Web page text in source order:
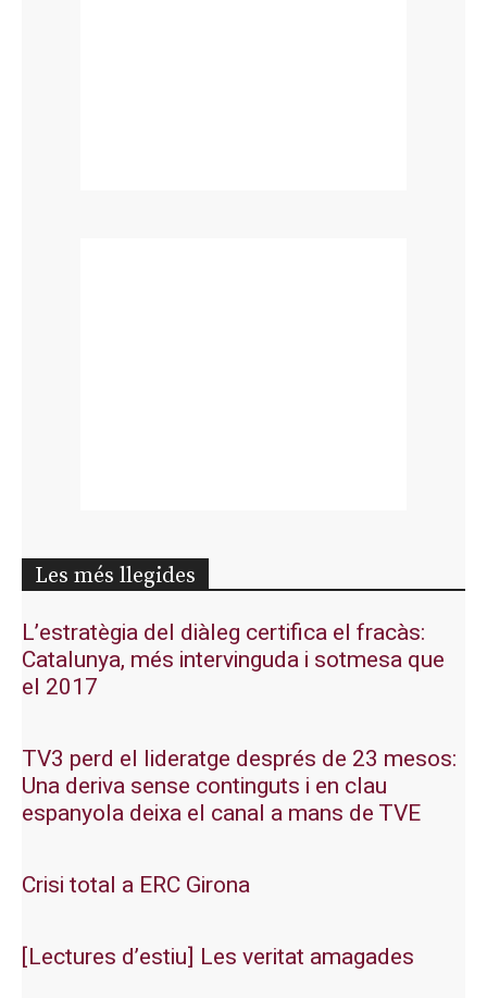
Les més llegides
L’estratègia del diàleg certifica el fracàs:
Catalunya, més intervinguda i sotmesa que
el 2017
TV3 perd el lideratge després de 23 mesos:
Una deriva sense continguts i en clau
espanyola deixa el canal a mans de TVE
Crisi total a ERC Girona
[Lectures d’estiu] Les veritat amagades